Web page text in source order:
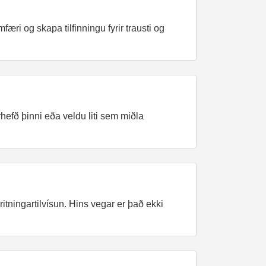
og skapa tilfinningu fyrir trausti og
þinni eða veldu liti sem miðla
Hins vegar er það ekki